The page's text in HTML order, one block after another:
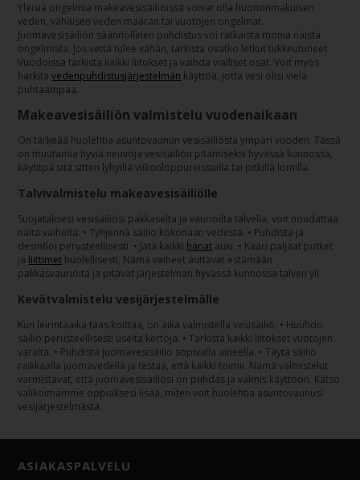
Yleisiä ongelmia makeavesisäiliöissä voivat olla huononmakuisen
veden, vähäisen veden määrän tai vuotojen ongelmat.
Juomavesisäiliön säännöllinen puhdistus voi ratkaista monia näistä
ongelmista. Jos vettä tulee vähän, tarkista ovatko letkut tukkeutuneet.
Vuodoissa tarkista kaikki liitokset ja vaihda vialliset osat. Voit myös
harkitavedenpuhdistusjärjestelmän käyttöä, jotta vesi olisi vielä
puhtaampaa.
Makeavesisäiliön valmistelu vuodenaikaan
On tärkeää huolehtia asuntovaunun vesisäiliöstä ympäri vuoden. Tässä
on muutamia hyviä neuvoja vesisäiliön pitämiseksi hyvässä kunnossa,
käytitpä sitä sitten lyhyillä viikonloppureissuilla tai pitkillä lomilla.
Talvivalmistelu makeavesisäiliölle
Suojataksesi vesisäiliösi pakkaselta ja vaurioilta talvella, voit noudattaa
näitä vaiheita: • Tyhjennä säiliö kokonaan vedestä. • Puhdista ja
desinfioi perusteellisesti. • Jätä kaikki hanat auki. • Kääri paljaat putket
ja liittimet huolellisesti. Nämä vaiheet auttavat estämään
pakkasvaurioita ja pitävät järjestelmän hyvässä kunnossa talven yli.
Kevätvalmistelu vesijärjestelmälle
Kun leirintäaika taas koittaa, on aika valmistella vesisäiliö: • Huuhdo
säiliö perusteellisesti useita kertoja. • Tarkista kaikki liitokset vuotojen
varalta. • Puhdista juomavesisäiliö sopivalla aineella. • Täytä säiliö
raikkaalla juomavedellä ja testaa, että kaikki toimii. Nämä valmistelut
varmistavat, että juomavesisäiliösi on puhdas ja valmis käyttöön. Katso
valikoimamme oppiaksesi lisää, miten voit huolehtia asuntovaunusi
vesijärjestelmästä.
ASIAKASPALVELU